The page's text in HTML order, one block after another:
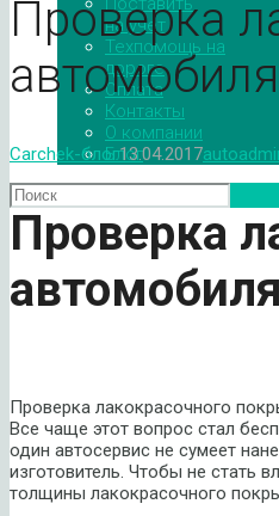
на учет
Техпомощь на
дороге
Оплата
Контакты
О компании
Блог
Проверка
Carchek-блог13.04.2017
Проверка
Проверка лакокрасочного
Все чаще этот вопрос стал
один автосервис не сумеет
изготовитель. Чтобы не стать
толщины лакокрасочного